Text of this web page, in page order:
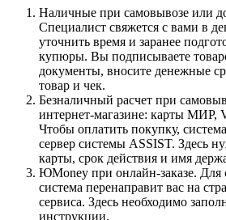
Наличные при самовывозе или
Специалист свяжется с вами в
уточнить время и заранее
купюры. Вы подписываете
документы, вносите денежные
товар и чек.
Безналичный расчет при
интернет-магазине: карты МИР,
Чтобы оплатить покупку,
сервер системы ASSIST. Здесь
карты, срок действия и имя
ЮMoney при онлайн-заказе. Для
система перенаправит вас на
сервиса. Здесь необходимо
инструкции.